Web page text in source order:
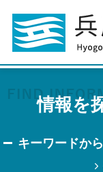
情報を
キーワードか